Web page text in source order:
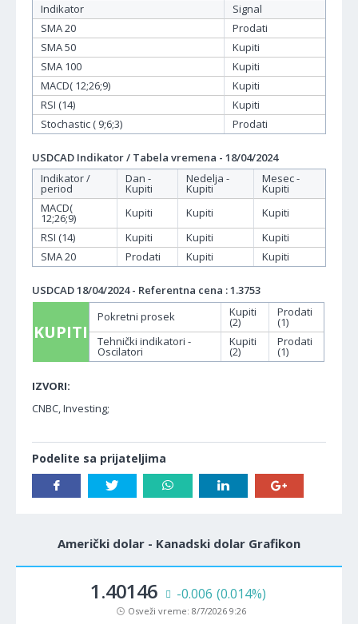
Indikator
Signal
SMA 20
Prodati
SMA 50
Kupiti
SMA 100
Kupiti
MACD( 12;26;9)
Kupiti
RSI (14)
Kupiti
Stochastic ( 9;6;3)
Prodati
USDCAD Indikator / Tabela vremena - 18/04/2024
Indikator /
period
Dan -
Kupiti
Nedelja -
Kupiti
Mesec -
Kupiti
MACD(
12;26;9) Kupiti Kupiti
Kupiti
RSI (14)
Kupiti Kupiti
Kupiti
SMA 20
Prodati Kupiti Kupiti
USDCAD 18/04/2024 - Referentna cena : 1.3753
KUPITI
Pokretni prosek Kupiti
(2)
Prodati
(1)
Tehnički indikatori -
Oscilatori
Kupiti
(2)
Prodati
(1)
IZVORI:
CNBC, Investing;
Podelite sa prijateljima
Američki dolar - Kanadski dolar Grafikon
1.40146 -0.006 (0.014%)
Osveži vreme: 8/7/2026 9:26